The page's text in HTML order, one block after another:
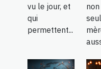
vu le jour, et
qui
permettent...
non